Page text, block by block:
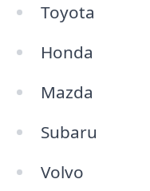
Toyota
Honda
Mazda
Subaru
Volvo